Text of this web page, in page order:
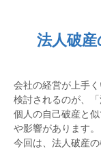
法人破
会社の経営が上手
検討されるのが、
個人の自己破産と
や影響があります。
今回は、法人破産